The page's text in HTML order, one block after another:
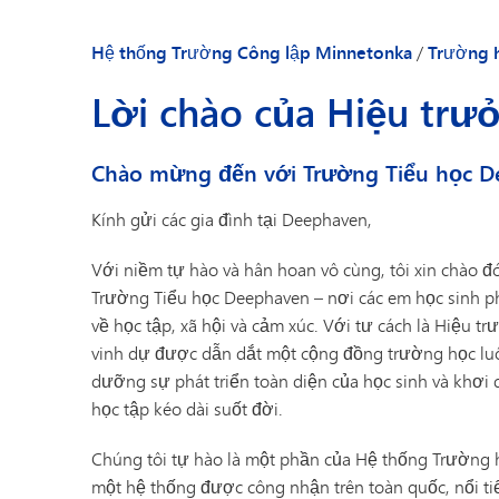
Lớp học ngoài
Lời chào của
Danh bạ nhân
Hệ thống Trường Công lập Minnetonka/Trường
Lời chào của Hiệu
Chào mừng đến với Trường Tiểu học
Kính gửi các gia đình tại Deephaven,
Với niềm tự hào và hân hoan vô cùng, tôi xin chào
Trường Tiểu học Deephaven – nơi các em học sinh
về học tập, xã hội và cảm xúc. Với tư cách là Hiệu
vinh dự được dẫn dắt một cộng đồng trường học
dưỡng sự phát triển toàn diện của học sinh và khơi
học tập kéo dài suốt đời.
Chúng tôi tự hào là một phần của Hệ thống Trường
một hệ thống được công nhận trên toàn quốc, nổi